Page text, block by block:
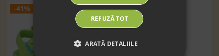
-41%
REFUZĂ TOT
ARATĂ DETALIILE